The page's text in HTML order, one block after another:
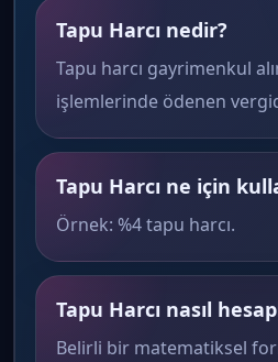
Tapu Harcı nedir?
Tapu harcı gayrimenkul
işlemlerinde ödenen
Tapu Harcı ne için
Örnek: %4 tapu harcı.
Tapu Harcı nasıl
Belirli bir matematiksel